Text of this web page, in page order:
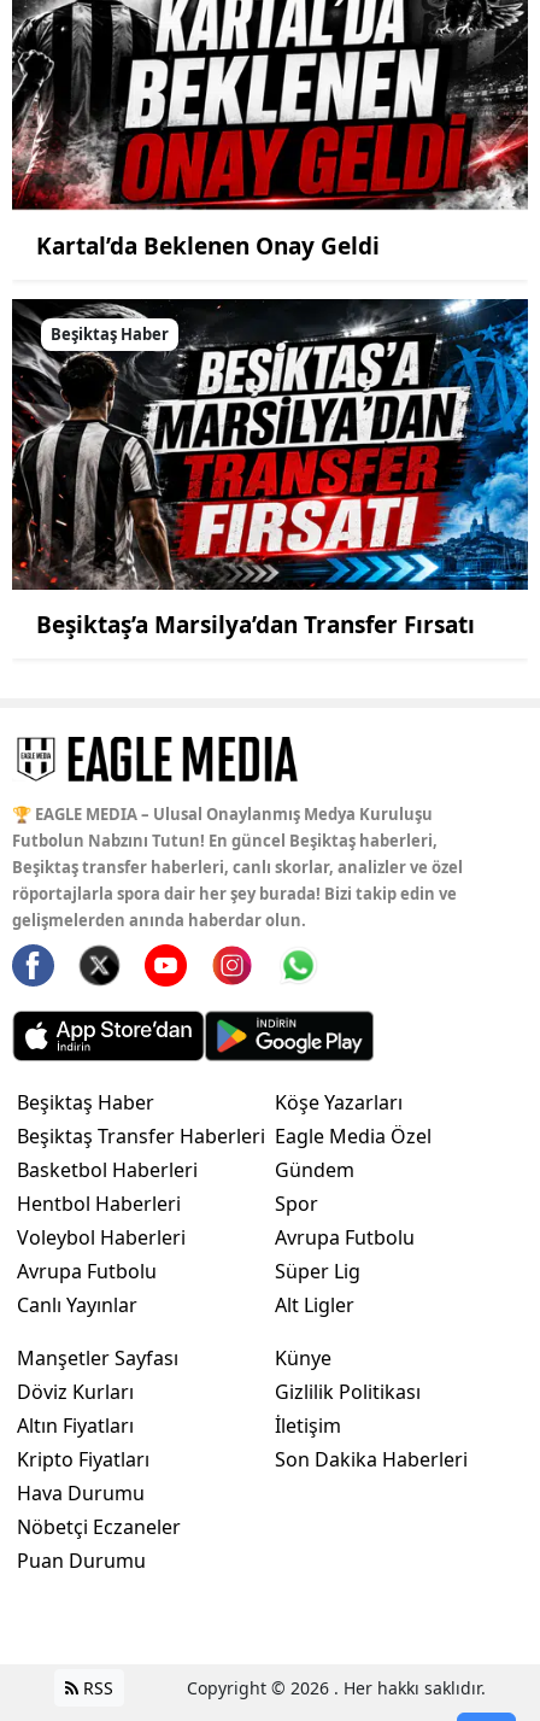
Kartal’da Beklenen Onay Geldi
Beşiktaş Haber
Beşiktaş’a Marsilya’dan Transfer Fırsatı
🏆 EAGLE MEDIA – Ulusal Onaylanmış Medya Kuruluşu
Futbolun Nabzını Tutun! En güncel Beşiktaş haberleri,
Beşiktaş transfer haberleri, canlı skorlar, analizler ve özel
röportajlarla spora dair her şey burada! Bizi takip edin ve
gelişmelerden anında haberdar olun.
Beşiktaş Haber
Beşiktaş Transfer Haberleri
Basketbol Haberleri
Hentbol Haberleri
Voleybol Haberleri
Avrupa Futbolu
Canlı Yayınlar
Köşe Yazarları
Eagle Media Özel
Gündem
Spor
Avrupa Futbolu
Süper Lig
Alt Ligler
Manşetler Sayfası
Döviz Kurları
Altın Fiyatları
Kripto Fiyatları
Hava Durumu
Nöbetçi Eczaneler
Puan Durumu
Künye
Gizlilik Politikası
İletişim
Son Dakika Haberleri
RSS Copyright © 2026 . Her hakkı saklıdır.